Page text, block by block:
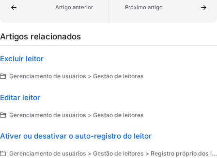
Artigo anterior Próximo artigo
Artigos relacionados
Excluir leitor
Gerenciamento de usuários > Gestão de leitores
Editar leitor
Gerenciamento de usuários > Gestão de leitores
Ativer ou desativar o auto-registro do leitor
Gerenciamento de usuários > Gestão de leitores > Registro próprio dos leitores